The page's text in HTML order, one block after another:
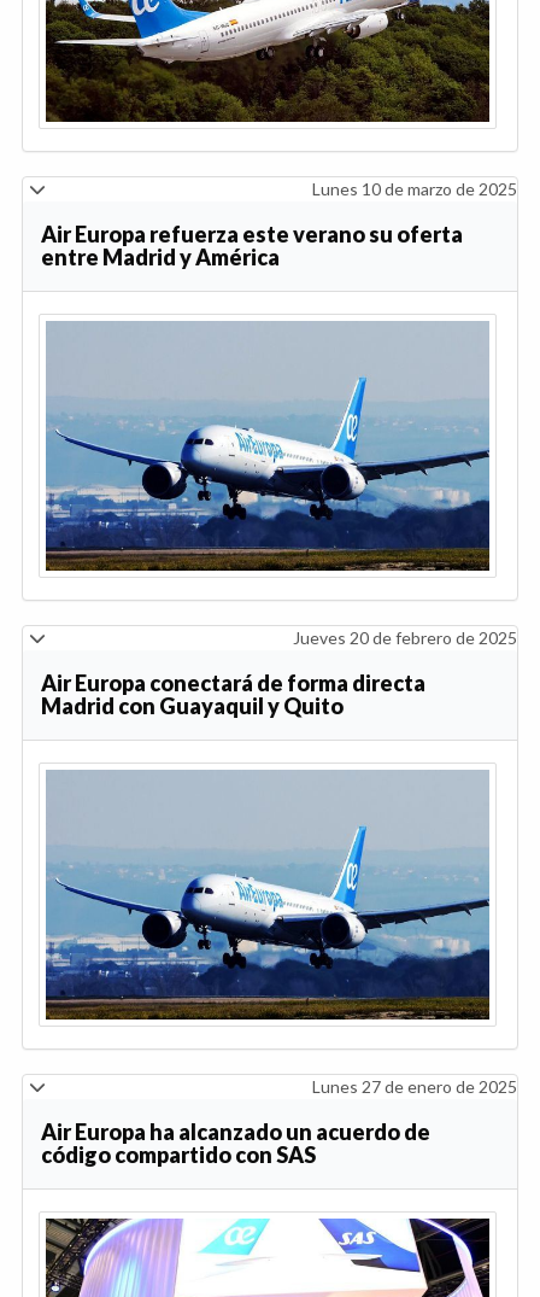
Lunes 10 de marzo de 2025
Air Europa refuerza este verano su oferta
entre Madrid y América
Jueves 20 de febrero de 2025
Air Europa conectará de forma directa
Madrid con Guayaquil y Quito
Lunes 27 de enero de 2025
Air Europa ha alcanzado un acuerdo de
código compartido con SAS